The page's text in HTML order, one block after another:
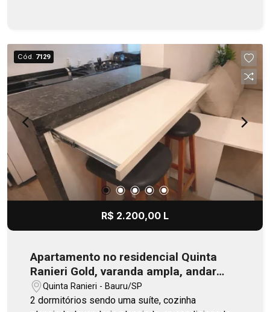
Cód. 7129
R$ 2.200,00 L
Apartamento no residencial Quinta
Ranieri Gold, varanda ampla, andar
altoQuinta Ranieri - Bauru/SP
2 dormitórios sendo uma suíte, cozinha